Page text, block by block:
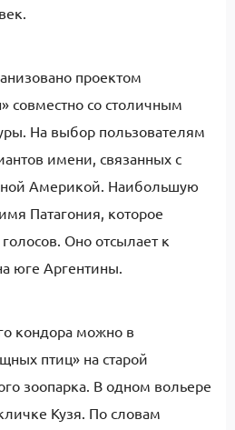
проектом
совместно со столичным
На выбор пользователям
имени, связанных с
Америкой. Наибольшую
Патагония, которое
Оно отсылает к
юге Аргентины.
кондора можно в
птиц» на старой
зоопарка. В одном вольере
Кузя. По словам